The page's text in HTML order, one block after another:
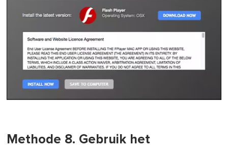
Methode 8. Gebruik het